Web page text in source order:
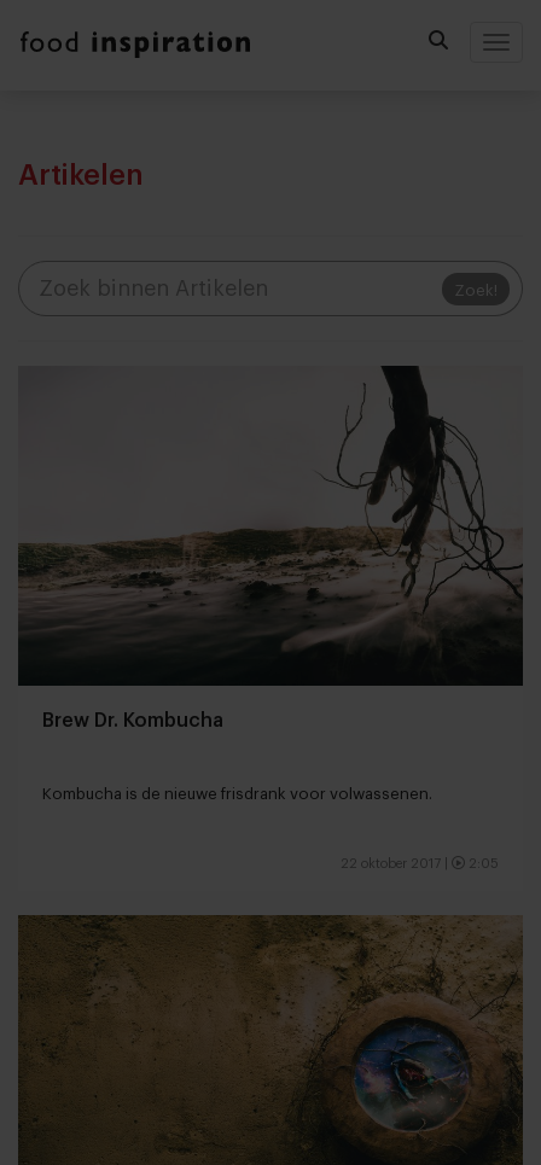
Artikelen
Zoek!
Brew Dr. Kombucha
Kombucha is de nieuwe frisdrank voor volwassenen.
22 oktober 2017 2:05